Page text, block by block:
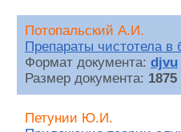
Потопальский А.И.
Препараты чистотела
Формат документа: djvu
Размер документа:
Петунии Ю.И.